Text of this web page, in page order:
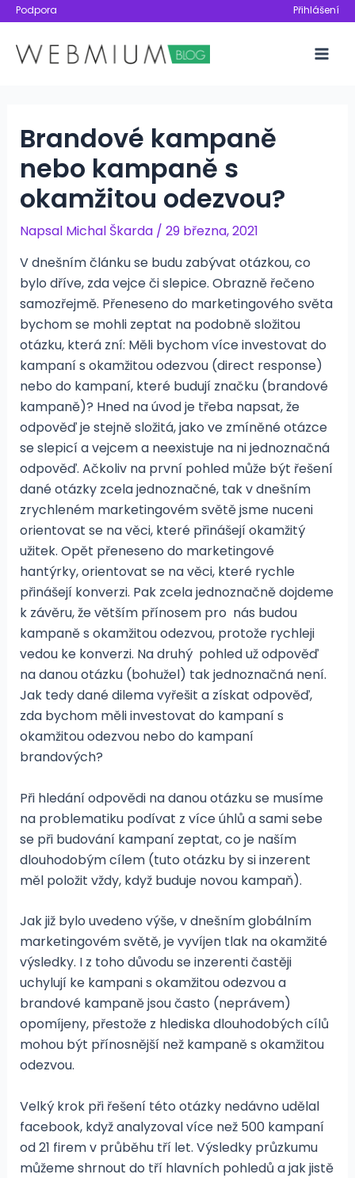
Přeskočit
obsah
Podpora Přihlášení
Brandové kampaně
nebo kampaně s
okamžitou odezvou?
Napsal Michal Škarda / 29 března, 2021
V dnešním článku se budu zabývat otázkou, co
bylo dříve, zda vejce či slepice. Obrazně řečeno
samozřejmě. Přeneseno do marketingového světa
bychom se mohli zeptat na podobně složitou
otázku, která zní: Měli bychom více investovat do
kampaní s okamžitou odezvou (direct response)
nebo do kampaní, které budují značku (brandové
kampaně)? Hned na úvod je třeba napsat, že
odpověď je stejně složitá, jako ve zmíněné otázce
se slepicí a vejcem a neexistuje na ni jednoznačná
odpověď. Ačkoliv na první pohled může být řešení
dané otázky zcela jednoznačné, tak v dnešním
zrychleném marketingovém světě jsme nuceni
orientovat se na věci, které přinášejí okamžitý
užitek. Opět přeneseno do marketingové
hantýrky, orientovat se na věci, které rychle
přinášejí konverzi. Pak zcela jednoznačně dojdeme
k závěru, že větším přínosem pro nás budou
kampaně s okamžitou odezvou, protože rychleji
vedou ke konverzi. Na druhý pohled už odpověď
na danou otázku (bohužel) tak jednoznačná není.
Jak tedy dané dilema vyřešit a získat odpověď,
zda bychom měli investovat do kampaní s
okamžitou odezvou nebo do kampaní
brandových?
Při hledání odpovědi na danou otázku se musíme
na problematiku podívat z více úhlů a sami sebe
se při budování kampaní zeptat, co je naším
dlouhodobým cílem (tuto otázku by si inzerent
měl položit vždy, když buduje novou kampaň).
Jak již bylo uvedeno výše, v dnešním globálním
marketingovém světě, je vyvíjen tlak na okamžité
výsledky. I z toho důvodu se inzerenti častěji
uchylují ke kampani s okamžitou odezvou a
brandové kampaně jsou často (neprávem)
opomíjeny, přestože z hlediska dlouhodobých cílů
mohou být přínosnější než kampaně s okamžitou
odezvou.
Velký krok při řešení této otázky nedávno udělal
facebook, když analyzoval více než 500 kampaní
od 21 firem v průběhu tří let. Výsledky průzkumu
můžeme shrnout do tří hlavních pohledů a jak jistě